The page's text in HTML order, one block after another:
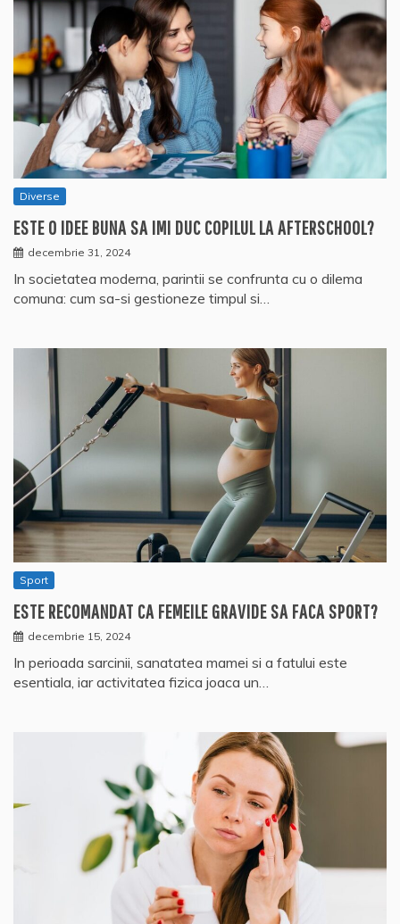
Diverse
ESTE O IDEE BUNA SA IMI DUC COPILUL LA AFTERSCHOOL?
decembrie 31, 2024
In societatea moderna, parintii se confrunta cu o dilema
comuna: cum sa-si gestioneze timpul si…
Sport
ESTE RECOMANDAT CA FEMEILE GRAVIDE SA FACA SPORT?
decembrie 15, 2024
In perioada sarcinii, sanatatea mamei si a fatului este
esentiala, iar activitatea fizica joaca un…